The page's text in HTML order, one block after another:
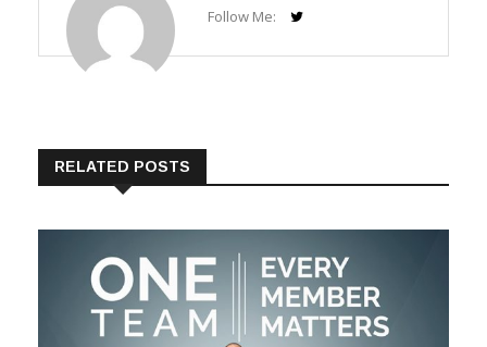
Follow Me:
RELATED POSTS